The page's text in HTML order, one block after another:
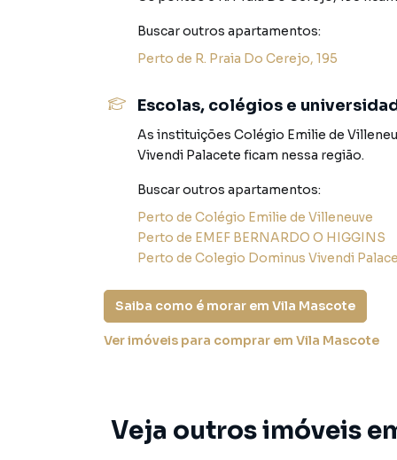
Não perca a chance de fazer deste
Apartamento para Venda em região
que procurava ou deseja mais informações
A Sol Dourado Imóveis tem mais opções de
terrenos, lojas e barracões para venda ou
lançamentos na planta em Vila Mascote e em
Negocie seu imóvel de forma totalmente
Imóveis você consegue comprar ou alugar um
Anuncie seu imóvel! É fácil, rápido e
Buscar outros apartamentos:
Perto de R. Praia Do Cerejo, 195
Escolas, colégios e
As instituições Colégio Emilie de
Vivendi Palacete ficam nessa região.
Buscar outros apartamentos:
Perto de Colégio Emilie de Villeneuve
Perto de EMEF BERNARDO O HIGGINS
Perto de Colegio Dominus Vivendi
Saiba como é morar em Vila Mascote
Ver imóveis para comprar em Vila Mascote
Veja outros imóveis